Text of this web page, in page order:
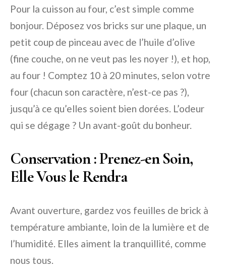
Pour la cuisson au four, c’est simple comme
bonjour. Déposez vos bricks sur une plaque, un
petit coup de pinceau avec de l’huile d’olive
(fine couche, on ne veut pas les noyer !), et hop,
au four ! Comptez 10 à 20 minutes, selon votre
four (chacun son caractère, n’est-ce pas ?),
jusqu’à ce qu’elles soient bien dorées. L’odeur
qui se dégage ? Un avant-goût du bonheur.
Conservation : Prenez-en Soin,
Elle Vous le Rendra
Avant ouverture, gardez vos feuilles de brick à
température ambiante, loin de la lumière et de
l’humidité. Elles aiment la tranquillité, comme
nous tous.